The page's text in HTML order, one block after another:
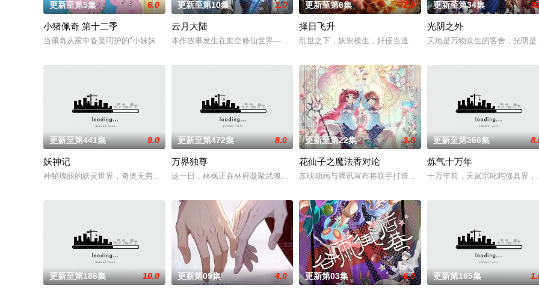
更新至第5集 6.0
小猪佩奇 第十二季
当佩奇从家中备受呵护的"小妹妹"一跃成为肩负责任的"大姐姐"，而乔治从
更新至第10集 1.0
云月大陆
本作故事发生在架空修仙世界——云月大陆。 大陆鼎盛时期由浣溪沙、赤霞峰、风吟山庄、无尘岛、轩辕门
更新至第6集 7.0
择日飞升
乱世之下，妖祟横生，奸佞当道。又值幽界入侵，人、幽两界势力荼
更新至第34集
光阴之外
天地是万物众生的客舍，光阴
更新至第441集 9.0
妖神记
神秘瑰丽的妖灵世界，奇奥无穷的时空妖灵之书，聂离追寻着世界真相。美丽温柔的叶紫芸、倔强高傲的肖凝儿，面对两位女
更新至第472集 8.0
万界独尊
这一日，林枫正在林府凝聚武魂，不想，他才刚将剑武魂修炼成雏形，未婚妻姬漫夭就趁机夺走了他的武魂
更新至第22集 3.0
花仙子之魔法香对论
东映动画与腾讯宣布将联手打造『花仙子』全新动画 新作将继承经典
更新至第366集
炼气十万年
十万年前，天岚宗叱咤修真界
更新至第186集 10.0 更新第09集 4.0 更新第03集 6.0 更新第165集